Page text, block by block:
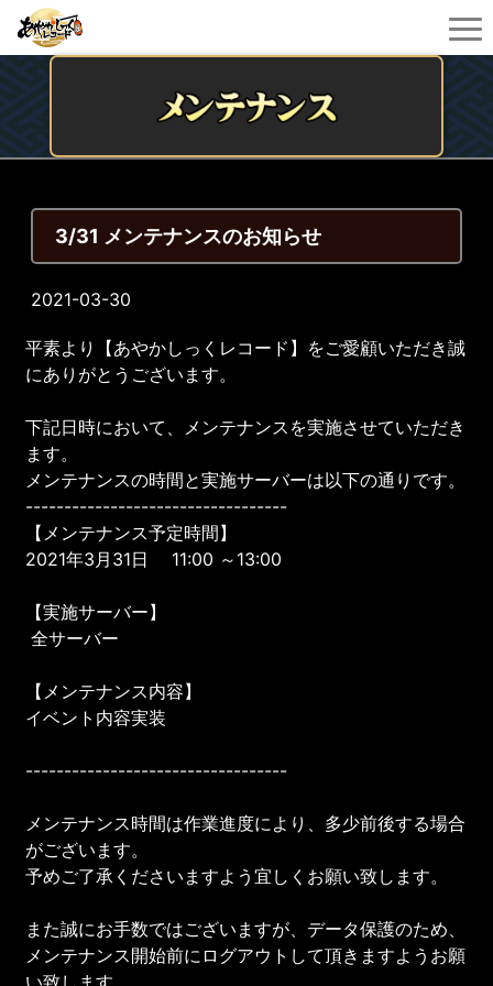
3/31 メンテナンスのお知らせ
2021-03-30
平素より【あやかしっくレコード】をご愛顧いただき誠
にありがとうございます。
下記日時において、メンテナンスを実施させていただき
ます。
メンテナンスの時間と実施サーバーは以下の通りです。
----------------------------------
【メンテナンス予定時間】
2021年3月31日 11:00 ～13:00
【実施サーバー】
全サーバー
【メンテナンス内容】
イベント内容実装
----------------------------------
メンテナンス時間は作業進度により、多少前後する場合
がございます。
予めご了承くださいますよう宜しくお願い致します。
また誠にお手数ではございますが、データ保護のため、
メンテナンス開始前にログアウトして頂きますようお願
い致します。